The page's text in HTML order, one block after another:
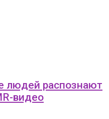
людей распознают
видео